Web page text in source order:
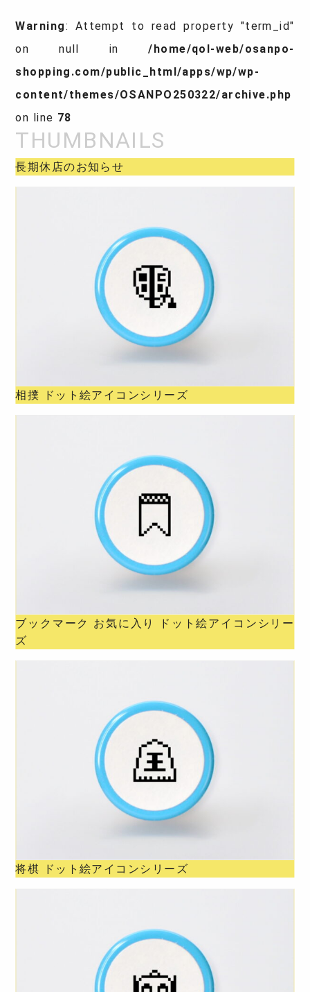
Warning: Attempt to read property "term_id"
on null in/home/qol-web/osanpo-
shopping.com/public_html/apps/wp/wp-
content/themes/OSANPO250322/archive.php
on line 78
長期休店のお知らせ
相撲 ドット絵アイコンシリーズ
ブックマーク お気に入り ドット絵アイコンシリー
ズ
将棋 ドット絵アイコンシリーズ